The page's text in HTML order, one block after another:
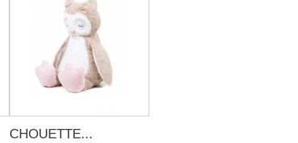
CHOUETTE...